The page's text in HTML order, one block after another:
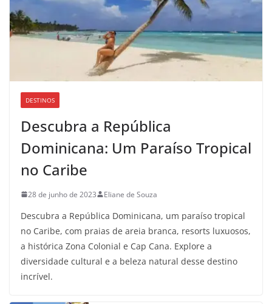
DESTINOS
Descubra a República
Dominicana: Um Paraíso Tropical
no Caribe
28 de junho de 2023 Eliane de Souza
Descubra a República Dominicana, um paraíso tropical
no Caribe, com praias de areia branca, resorts luxuosos,
a histórica Zona Colonial e Cap Cana. Explore a
diversidade cultural e a beleza natural desse destino
incrível.